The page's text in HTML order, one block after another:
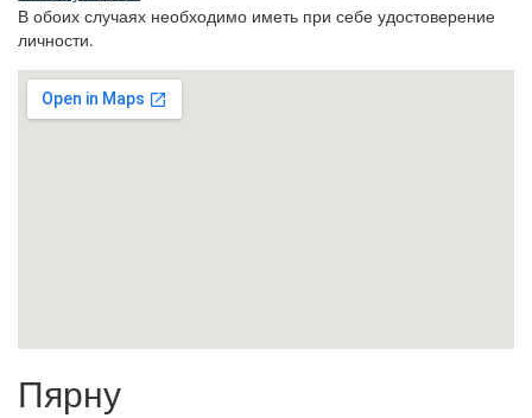
В обоих случаях необходимо иметь при себе удостоверение
личности.
Пярну